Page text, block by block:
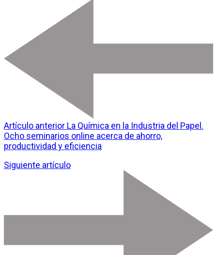
Artículo anterior La Química en la Industria del Papel.
Ocho seminarios online acerca de ahorro,
productividad y eficiencia
Siguiente artículo